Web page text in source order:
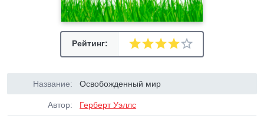
Рейтинг:
Название: Освобожденный мир
Автор: Герберт Уэллс